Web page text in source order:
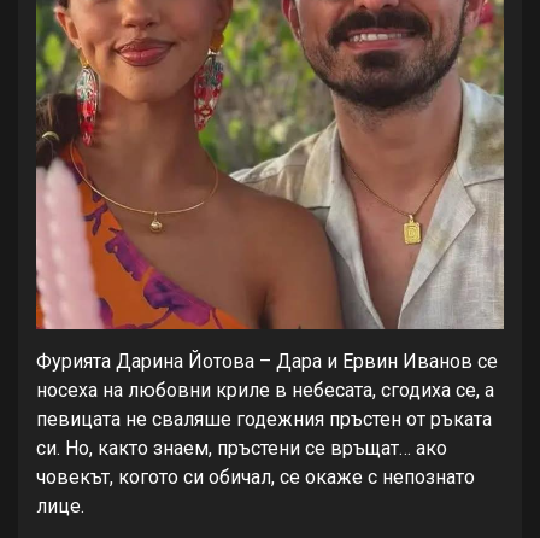
Фурията Дарина Йотова – Дара и Ервин Иванов се
носеха на любовни криле в небесата, сгодиха се, а
певицата не сваляше годежния пръстен от ръката
си. Но, както знаем, пръстени се връщат… ако
човекът, когото си обичал, се окаже с непознато
лице.